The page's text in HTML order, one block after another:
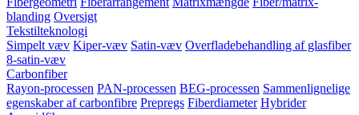
blanding Oversigt
Tekstilteknologi
Simpelt væv Kiper-væv Satin-væv Overfladebehandling af glasfiber
8-satin-væv
Carbonfiber
Rayon-processen PAN-processen BEG-processen Sammenlignelige
egenskaber af carbonfibre Prepregs Fiberdiameter Hybrider